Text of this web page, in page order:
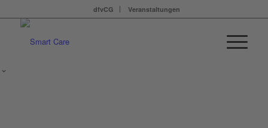
dfvCG Veranstaltungen